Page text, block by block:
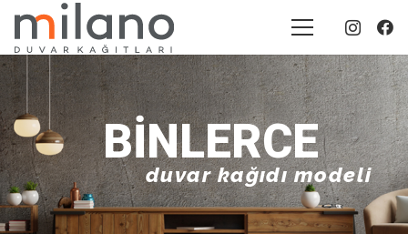
BINLERCE
duvar kağıdı modeli